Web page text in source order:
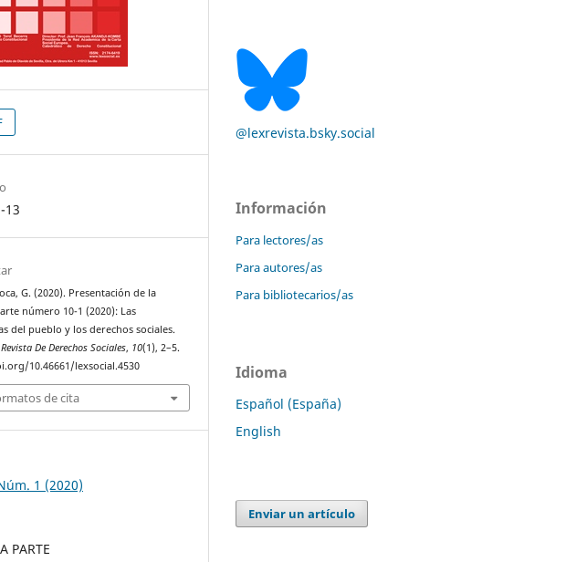
13
G. (2020). Presentación de la
número 10-1 (2020): Las
del pueblo y los derechos sociales.
De Derechos Sociales, 10(1), 2–5.
10.46661/lexsocial.4530
de cita
1 (2020)
PARTE
@lexrevista.bsky.social
Información
Para lectores/as
Para autores/as
Para bibliotecarios/as
Idioma
Español (España)
English
Enviar un artículo